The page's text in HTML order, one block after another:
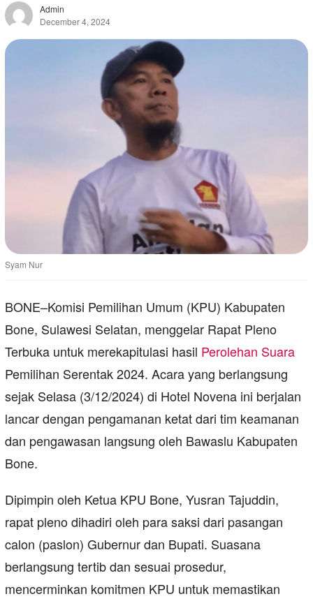
Admin
December 4, 2024
Syam Nur
BONE–Komisi Pemilihan Umum (KPU) Kabupaten
Bone, Sulawesi Selatan, menggelar Rapat Pleno
Terbuka untuk merekapitulasi hasil Perolehan Suara
Pemilihan Serentak 2024. Acara yang berlangsung
sejak Selasa (3/12/2024) di Hotel Novena ini berjalan
lancar dengan pengamanan ketat dari tim keamanan
dan pengawasan langsung oleh Bawaslu Kabupaten
Bone.
Dipimpin oleh Ketua KPU Bone, Yusran Tajuddin,
rapat pleno dihadiri oleh para saksi dari pasangan
calon (paslon) Gubernur dan Bupati. Suasana
berlangsung tertib dan sesuai prosedur,
mencerminkan komitmen KPU untuk memastikan